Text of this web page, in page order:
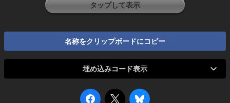
タップして表示
名称をクリップボードにコピー
埋め込みコード表示